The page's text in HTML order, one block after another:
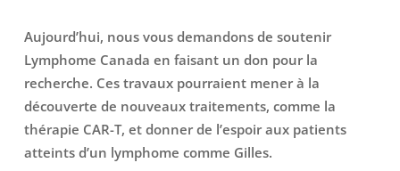
Aujourd’hui, nous vous demandons de soutenir
Lymphome Canada en faisant un don pour la
recherche. Ces travaux pourraient mener à la
découverte de nouveaux traitements, comme la
thérapie CAR-T, et donner de l’espoir aux patients
atteints d’un lymphome comme Gilles.